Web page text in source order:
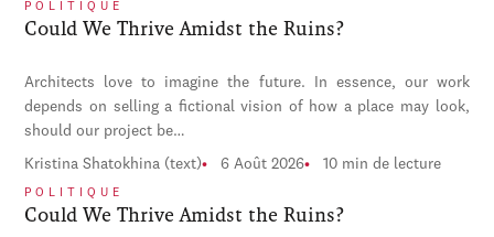
POLITIQUE
Could We Thrive Amidst the Ruins?
Architects love to imagine the future. In essence, our work
depends on selling a fictional vision of how a place may look,
should our project be…
Kristina Shatokhina (text) 6 Août 2026 10 min de lecture
POLITIQUE
Could We Thrive Amidst the Ruins?